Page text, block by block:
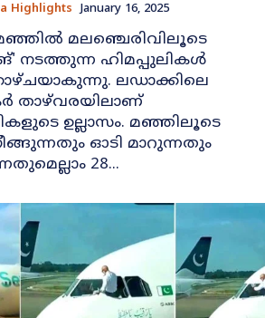
Highlights January 16, 2025
മലഞ്ചെരിവിലൂടെ
നടത്തുന്ന ഹിമപ്പുലികള്‍
ലഡാക്കിലെ
താഴ്​​വരയിലാണ്
ഉല്ലാസം. മഞ്ഞിലൂടെ
ഓടി മാറുന്നതും
28...